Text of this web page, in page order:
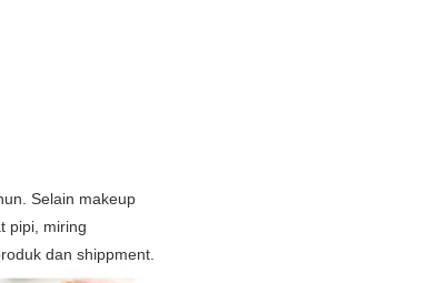
Selain makeup
pipi, miring
dan shippment.